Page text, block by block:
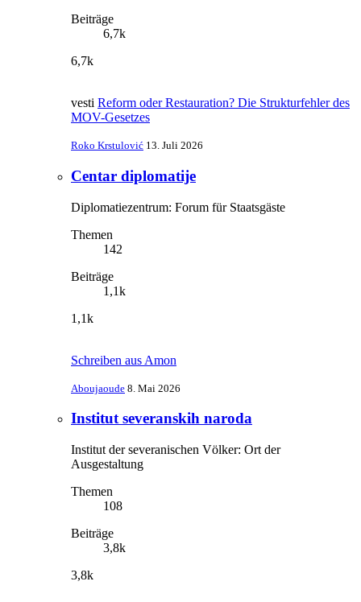
Beiträge
6,7k
6,7k
vesti Reform oder Restauration? Die Strukturfehler des
MOV-Gesetzes
Roko Krstulović 13. Juli 2026
Centar diplomatije
Diplomatiezentrum: Forum für Staatsgäste
Themen
142
Beiträge
1,1k
1,1k
Schreiben aus Amon
Aboujaoude 8. Mai 2026
Institut severanskih naroda
Institut der severanischen Völker: Ort der
Ausgestaltung
Themen
108
Beiträge
3,8k
3,8k